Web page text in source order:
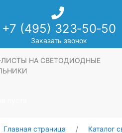
+7 (495) 323‑50‑50
Заказать звонок
ЛИСТЫ НА СВЕТОДИОДНЫЕ
Главная страница Каталог